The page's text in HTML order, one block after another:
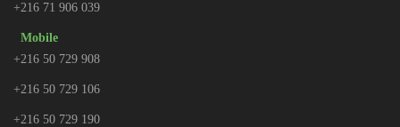
+216 71 906 039
Mobile
+216 50 729 908
+216 50 729 106
+216 50 729 190